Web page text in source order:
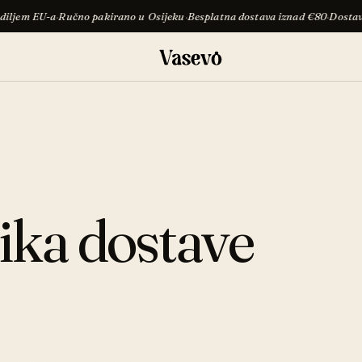
a·Ručno pakirano u Osijeku· Besplatna dostava iznad €80·Dostava
dostave